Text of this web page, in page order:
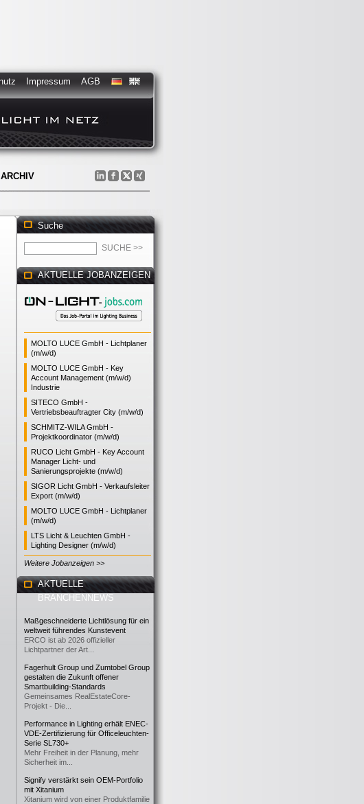
Impressum AGB
ARCHIV
Suche
AKTUELLE JOBANZEIGEN
MOLTO LUCE GmbH - Lichtplaner
(m/w/d)
MOLTO LUCE GmbH - Key
Account Management (m/w/d)
Industrie
SITECO GmbH -
Vertriebsbeauftragter City (m/w/d)
SCHMITZ-WILA GmbH -
Projektkoordinator (m/w/d)
RUCO Licht GmbH - Key Account
Manager Licht- und
Sanierungsprojekte (m/w/d)
SIGOR Licht GmbH - Verkaufsleiter
Export (m/w/d)
MOLTO LUCE GmbH - Lichtplaner
(m/w/d)
LTS Licht & Leuchten GmbH -
Lighting Designer (m/w/d)
Weitere Jobanzeigen >>
AKTUELLE
BRANCHENNEWS
Maßgeschneiderte Lichtlösung für ein
weltweit führendes Kunstevent
ERCO ist ab 2026 offizieller
Lichtpartner der Art...
Fagerhult Group und Zumtobel Group
gestalten die Zukunft offener
Smartbuilding-Standards
Gemeinsames RealEstateCore-
Projekt - Die...
Performance in Lighting erhält ENEC-
VDE-Zertifizierung für Officeleuchten-
Serie SL730+
Mehr Freiheit in der Planung, mehr
Sicherheit im...
Signify verstärkt sein OEM-Portfolio
mit Xitanium
Xitanium wird von einer Produktfamilie